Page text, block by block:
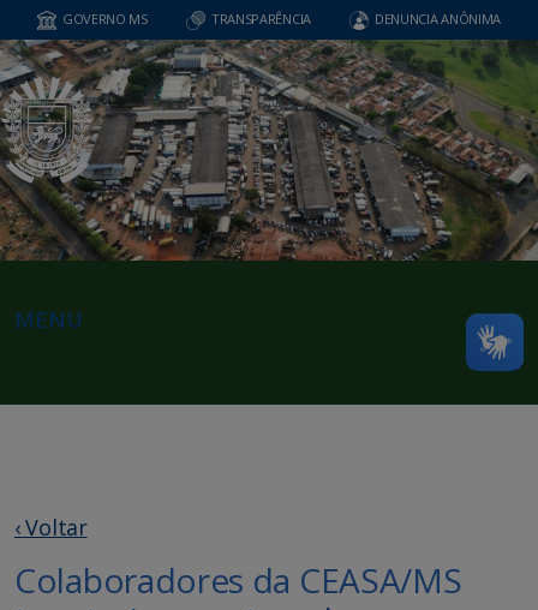
GOVERNO MS TRANSPARÊNCIA DENUNCIA ANÔNIMA
MENU
‹ Voltar
Colaboradores da CEASA/MS